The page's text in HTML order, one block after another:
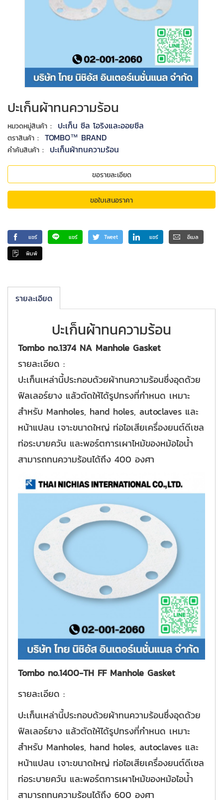
ปะเก็นผ้าทนความร้อน
หมวดหมู่สินค้า : ปะเก็น ซีล โอริงและออยซีล
ตราสินค้า : TOMBO™ BRAND
คำค้นสินค้า : ปะเก็นผ้าทนความร้อน
ขอรายละเอียด
ขอใบเสนอราคา
แชร์ แชร์ Tweet แชร์ อีเมล
พิมพ์
รายละเอียด
ปะเก็นผ้าทนความร้อน
Tombo no.1374 NA Manhole Gasket
รายละเอียด :
ปะเก็นเหล่านี้ประกอบด้วยผ้าทนความร้อนซึ่งอุดด้วย
ฟิลเลอร์ยาง แล้วตัดให้ได้รูปทรงที่กำหนด เหมาะ
สำหรับ Manholes, hand holes, autoclaves และ
หน้าแปลน เจาะขนาดใหญ่ ท่อไอเสียเครื่องยนต์ดีเซล
ท่อระบายควัน และพอร์ตการเผาไหม้ของหม้อไอน้ำ
สามารถทนความร้อนได้ถึง 400 องศา
Tombo no.1400-TH FF Manhole Gasket
รายละเอียด :
ปะเก็นเหล่านี้ประกอบด้วยผ้าทนความร้อนซึ่งอุดด้วย
ฟิลเลอร์ยาง แล้วตัดให้ได้รูปทรงที่กำหนด เหมาะ
สำหรับ Manholes, hand holes, autoclaves และ
หน้าแปลน เจาะขนาดใหญ่ ท่อไอเสียเครื่องยนต์ดีเซล
ท่อระบายควัน และพอร์ตการเผาไหม้ของหม้อไอน้ำ
สามารถทนความร้อนได้ถึง 600 องศา